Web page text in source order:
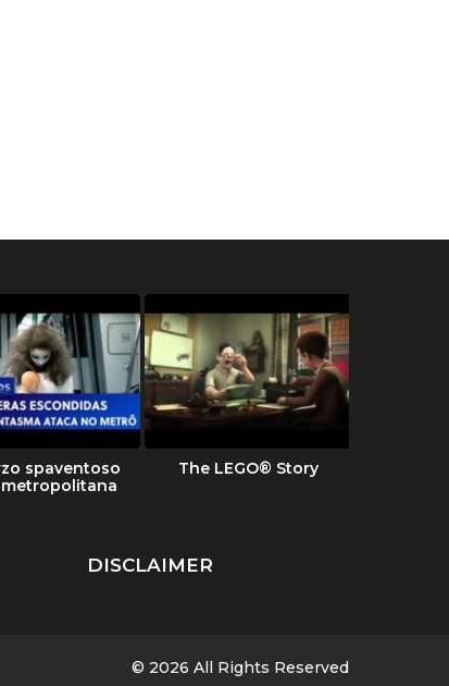
spaventoso
The LEGO® Story
DISCLAIMER
© 2026 All Rights Reserved